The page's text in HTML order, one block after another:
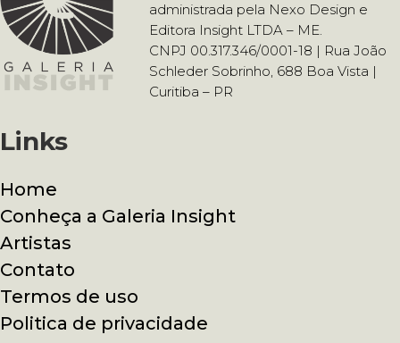
administrada pela Nexo Design e
Editora Insight LTDA – ME.
CNPJ 00.317.346/0001-18 | Rua João
Schleder Sobrinho, 688 Boa Vista |
Curitiba – PR
Links
Home
Conheça a Galeria Insight
Artistas
Contato
Termos de uso
Politica de privacidade